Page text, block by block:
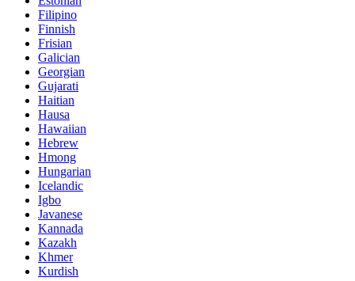
Filipino
Finnish
Frisian
Galician
Georgian
Gujarati
Haitian
Hausa
Hawaiian
Hebrew
Hmong
Hungarian
Icelandic
Igbo
Javanese
Kannada
Kazakh
Khmer
Kurdish